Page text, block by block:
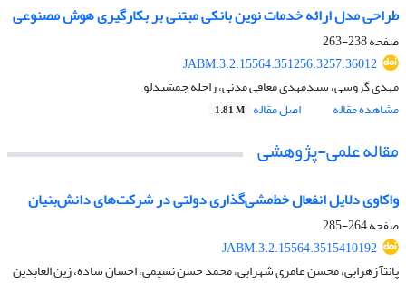
طراحی مدل ارائه خدمات نوین بانکی مبتنی بر بکارگیری هوش مصنوعی
صفحه238-263
JABM.3.2.15564.351256.3257.36012
مهدی گروسی، سیدمهدی معافی مدنی، راحله جمشیدلو
مشاهده مقاله
اصل مقاله 1.81 M
مقاله علمی-پژوهشی
واکاوی دلایل انفعال خط‌مشی‌گذاری دولتی در شرکت‌های دانش‌بنیان
صفحه264-285
JABM.3.2.15564.3515410192
پانتآ زهرابی، محسن عامری شهرابی، محمد حسن نسیمی، احسان ساده، زین العابدین